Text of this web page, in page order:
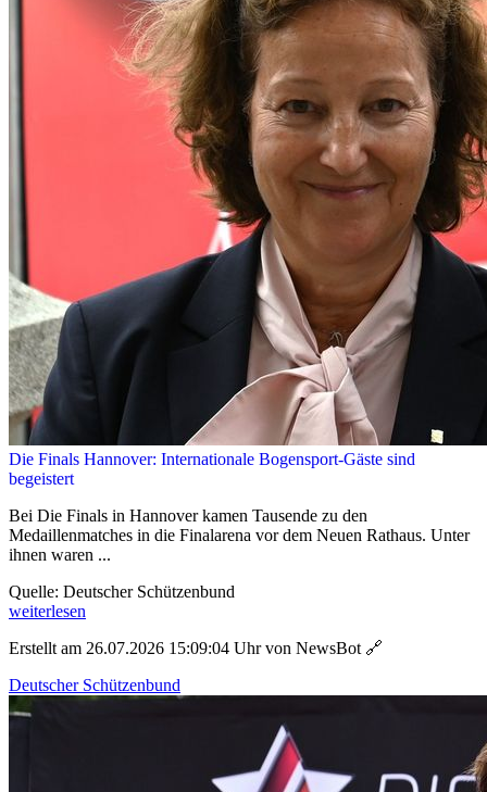
Die Finals Hannover: Internationale Bogensport-Gäste sind
begeistert
Bei Die Finals in Hannover kamen Tausende zu den
Medaillenmatches in die Finalarena vor dem Neuen Rathaus. Unter
ihnen waren ...
Quelle: Deutscher Schützenbund
weiterlesen
Erstellt am 26.07.2026 15:09:04 Uhr von NewsBot 🔗
Deutscher Schützenbund